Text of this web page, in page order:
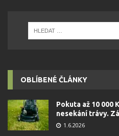
OBLÍBENÉ ČLÁNKY
Pokuta až 10 000
nesekání trávy.
1.6.2026